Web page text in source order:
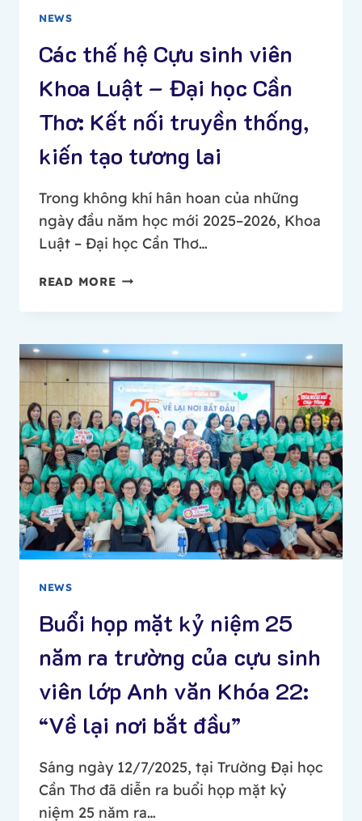
NEWS
Các thế hệ Cựu sinh viên
Khoa Luật – Đại học Cần
Thơ: Kết nối truyền thống,
kiến tạo tương lai
Trong không khí hân hoan của những
ngày đầu năm học mới 2025–2026, Khoa
Luật – Đại học Cần Thơ…
READ MORECÁC
HỆ
SINH
VIÊN
KHOA
LUẬT
–
ĐẠI
HỌC
CẦN
THƠ:
KẾT
NỐI
TRUYỀN
TƯƠNG
LAI
NEWS
Buổi họp mặt kỷ niệm 25
năm ra trường của cựu sinh
viên lớp Anh văn Khóa 22:
“Về lại nơi bắt đầu”
Sáng ngày 12/7/2025, tại Trường Đại học
Cần Thơ đã diễn ra buổi họp mặt kỷ
niệm 25 năm ra…